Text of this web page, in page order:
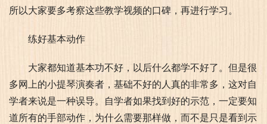
所以大家要多考察这些教学视频的口碑，再进行学习。​
练好基本动作
大家都知道基本功不好，以后什么都学不好了。但是很
多网上的小提琴演奏者，基础不好的人真的非常多，这对自
学者来说是一种误导。自学者如果找到好的示范，一定要知
道所有的手部动作，为什么需要那样做，而不是只是看到示